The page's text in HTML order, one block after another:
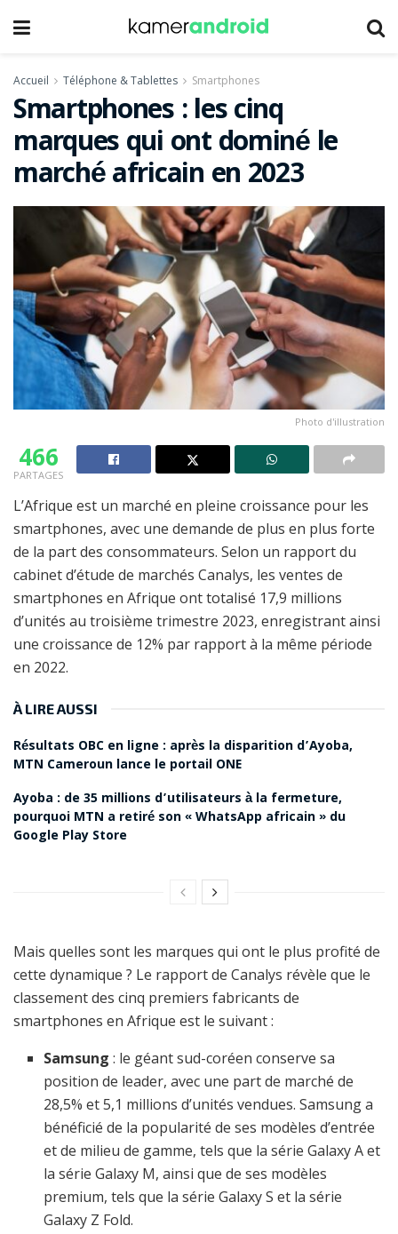
Accueil Téléphone & Tablettes Smartphones
Smartphones : les cinq
marques qui ont dominé le
marché africain en 2023
Photo d'illustration
466
PARTAGES
L’Afrique est un marché en pleine croissance pour les
smartphones, avec une demande de plus en plus forte
de la part des consommateurs. Selon un rapport du
cabinet d’étude de marchés Canalys, les ventes de
smartphones en Afrique ont totalisé 17,9 millions
d’unités au troisième trimestre 2023, enregistrant ainsi
une croissance de 12% par rapport à la même période
en 2022.
À LIRE AUSSI
Résultats OBC en ligne : après la disparition d’Ayoba,
MTN Cameroun lance le portail ONE
Ayoba : de 35 millions d’utilisateurs à la fermeture,
pourquoi MTN a retiré son « WhatsApp africain » du
Google Play Store
Mais quelles sont les marques qui ont le plus profité de
cette dynamique ? Le rapport de Canalys révèle que le
classement des cinq premiers fabricants de
smartphones en Afrique est le suivant :
Samsung : le géant sud-coréen conserve sa
position de leader, avec une part de marché de
28,5% et 5,1 millions d’unités vendues. Samsung a
bénéficié de la popularité de ses modèles d’entrée
et de milieu de gamme, tels que la série Galaxy A et
la série Galaxy M, ainsi que de ses modèles
premium, tels que la série Galaxy S et la série
Galaxy Z Fold.